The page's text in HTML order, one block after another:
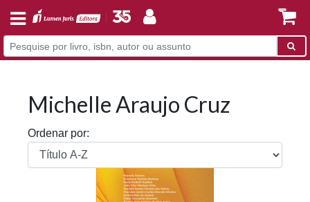
Michelle Araujo Cruz
Ordenar por: